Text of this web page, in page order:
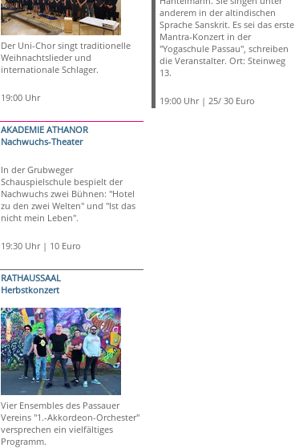
Der Uni-Chor singt traditionelle
Weihnachtslieder und
internationale Schlager.
19:00 Uhr
AKADEMIE ATHANOR
Nachwuchs-Theater
In der Grubweger
Schauspielschule bespielt der
Nachwuchs zwei Bühnen: "Hotel
zu den zwei Welten" und "Ist das
nicht mein Leben".
19:30 Uhr | 10 Euro
RATHAUSSAAL
Herbstkonzert
Vier Ensembles des Passauer
Vereins "1.-Akkordeon-Orchester"
versprechen ein vielfältiges
Programm.
anderem in der altindischen
Sprache Sanskrit. Es sei das erste
Mantra-Konzert in der
"Yogaschule Passau", schreiben
die Veranstalter. Ort: Steinweg
13.
19:00 Uhr | 25/ 30 Euro